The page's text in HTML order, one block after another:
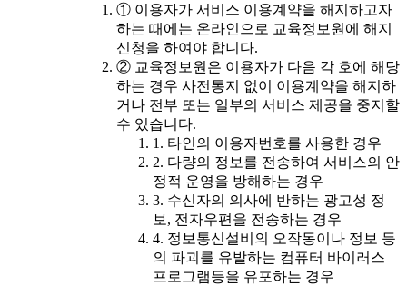
① 이용자가 서비스 이용계약을 해지하고자
하는 때에는 온라인으로 교육정보원에 해지
신청을 하여야 합니다.
② 교육정보원은 이용자가 다음 각 호에 해당
하는 경우 사전통지 없이 이용계약을 해지하
거나 전부 또는 일부의 서비스 제공을 중지할
수 있습니다.
1. 타인의 이용자번호를 사용한 경우
2. 다량의 정보를 전송하여 서비스의 안
정적 운영을 방해하는 경우
3. 수신자의 의사에 반하는 광고성 정
보, 전자우편을 전송하는 경우
4. 정보통신설비의 오작동이나 정보 등
의 파괴를 유발하는 컴퓨터 바이러스
프로그램등을 유포하는 경우